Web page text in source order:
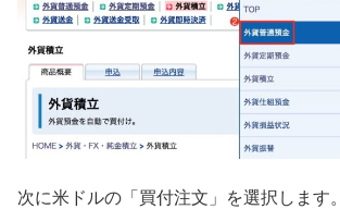
次に米ドルの「買付注文」を選択します。